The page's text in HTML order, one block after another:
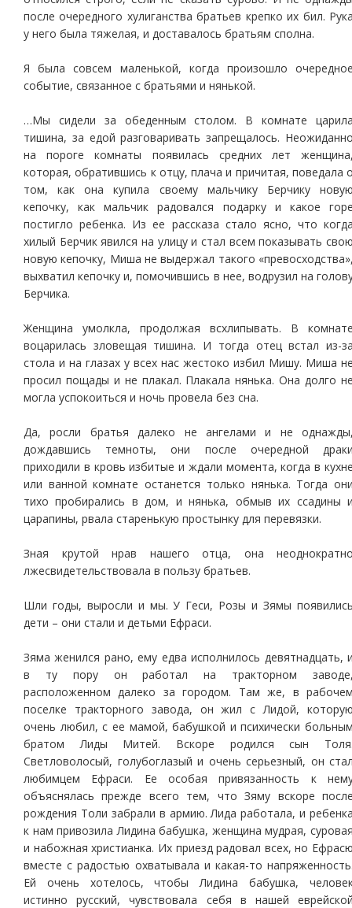
после очередного хулиганства братьев крепко их бил.
у него была тяжелая, и доставалось братьям сполна.
Я была совсем маленькой, когда произошло
событие, связанное с братьями и нянькой.
…Мы сидели за обеденным столом. В комнате
тишина, за едой разговаривать запрещалось.
на пороге комнаты появилась средних лет
которая, обратившись к отцу, плача и причитая, поведала
том, как она купила своему мальчику Берчику
кепочку, как мальчик радовался подарку и какое
постигло ребенка. Из ее рассказа стало ясно, что
хилый Берчик явился на улицу и стал всем показывать
новую кепочку, Миша не выдержал такого
выхватил кепочку и, помочившись в нее, водрузил на
Берчика.
Женщина умолкла, продолжая всхлипывать. В
воцарилась зловещая тишина. И тогда отец встал из-
стола и на глазах у всех нас жестоко избил Мишу. Миша
просил пощады и не плакал. Плакала нянька. Она долго
могла успокоиться и ночь провела без сна.
Да, росли братья далеко не ангелами и не
дождавшись темноты, они после очередной
приходили в кровь избитые и ждали момента, когда в
или ванной комнате останется только нянька. Тогда
тихо пробирались в дом, и нянька, обмыв их ссадины
царапины, рвала старенькую простынку для перевязки.
Зная крутой нрав нашего отца, она
лжесвидетельствовала в пользу братьев.
Шли годы, выросли и мы. У Геси, Розы и Зямы
дети – они стали и детьми Ефраси.
Зяма женился рано, ему едва исполнилось девятнадцать,
в ту пору он работал на тракторном
расположенном далеко за городом. Там же, в
поселке тракторного завода, он жил с Лидой,
очень любил, с ее мамой, бабушкой и психически
братом Лиды Митей. Вскоре родился сын
Светловолосый, голубоглазый и очень серьезный, он
любимцем Ефраси. Ее особая привязанность к
объяснялась прежде всего тем, что Зяму вскоре
рождения Толи забрали в армию. Лида работала, и
к нам привозила Лидина бабушка, женщина мудрая,
и набожная христианка. Их приезд радовал всех, но
вместе с радостью охватывала и какая-то
Ей очень хотелось, чтобы Лидина бабушка,
истинно русский, чувствовала себя в нашей